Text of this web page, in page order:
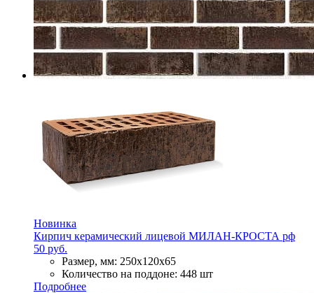
Новинка
Кирпич керамический лицевой МИЛАН-КРОСТА рф
50 руб.
Размер, мм: 250х120х65
Количество на поддоне: 448 шт
Подробнее